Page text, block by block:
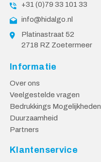
+31 (0)79 33 101 33
info@hidalgo.nl
Platinastraat 52
2718 RZ Zoetermeer
Informatie
Over ons
Veelgestelde vragen
Bedrukkings Mogelijkheden
Duurzaamheid
Partners
Klantenservice